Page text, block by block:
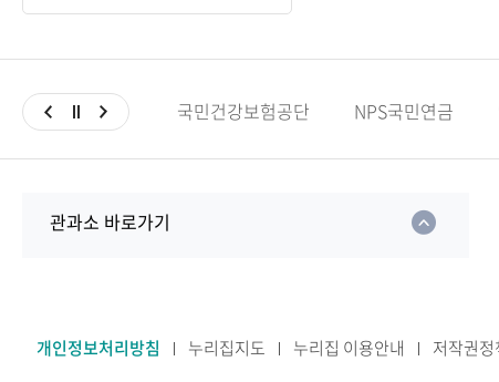
국민건강보험공단 NPS국민연금
관과소 바로가기
개인정보처리방침 누리집지도 누리집 이용안내 저작권정